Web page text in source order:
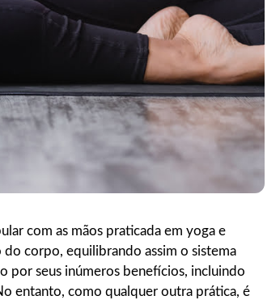
com as mãos praticada em yoga e
corpo, equilibrando assim o sistema
por seus inúmeros benefícios, incluindo
entanto, como qualquer outra prática, é